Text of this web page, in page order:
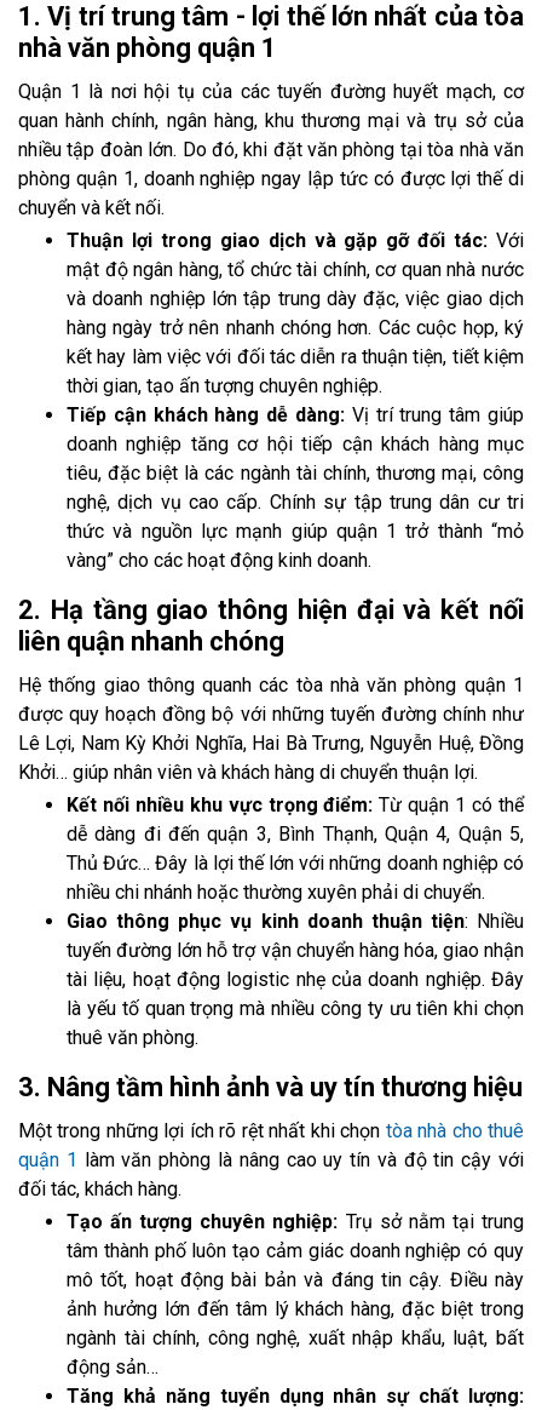
1. Vị trí trung tâm - lợi thế lớn nhất của tòa
nhà văn phòng quận 1
Quận 1 là nơi hội tụ của các tuyến đường huyết mạch, cơ
quan hành chính, ngân hàng, khu thương mại và trụ sở của
nhiều tập đoàn lớn. Do đó, khi đặt văn phòng tại tòa nhà văn
phòng quận 1, doanh nghiệp ngay lập tức có được lợi thế di
chuyển và kết nối.
Thuận lợi trong giao dịch và gặp gỡ đối tác: Với
mật độ ngân hàng, tổ chức tài chính, cơ quan nhà nước
và doanh nghiệp lớn tập trung dày đặc, việc giao dịch
hàng ngày trở nên nhanh chóng hơn. Các cuộc họp, ký
kết hay làm việc với đối tác diễn ra thuận tiện, tiết kiệm
thời gian, tạo ấn tượng chuyên nghiệp.
Tiếp cận khách hàng dễ dàng: Vị trí trung tâm giúp
doanh nghiệp tăng cơ hội tiếp cận khách hàng mục
tiêu, đặc biệt là các ngành tài chính, thương mại, công
nghệ, dịch vụ cao cấp. Chính sự tập trung dân cư tri
thức và nguồn lực mạnh giúp quận 1 trở thành “mỏ
vàng” cho các hoạt động kinh doanh.
2. Hạ tầng giao thông hiện đại và kết nối
liên quận nhanh chóng
Hệ thống giao thông quanh các tòa nhà văn phòng quận 1
được quy hoạch đồng bộ với những tuyến đường chính như
Lê Lợi, Nam Kỳ Khởi Nghĩa, Hai Bà Trưng, Nguyễn Huệ, Đồng
Khởi… giúp nhân viên và khách hàng di chuyển thuận lợi.
Kết nối nhiều khu vực trọng điểm: Từ quận 1 có thể
dễ dàng đi đến quận 3, Bình Thạnh, Quận 4, Quận 5,
Thủ Đức… Đây là lợi thế lớn với những doanh nghiệp có
nhiều chi nhánh hoặc thường xuyên phải di chuyển.
Giao thông phục vụ kinh doanh thuận tiện: Nhiều
tuyến đường lớn hỗ trợ vận chuyển hàng hóa, giao nhận
tài liệu, hoạt động logistic nhẹ của doanh nghiệp. Đây
là yếu tố quan trọng mà nhiều công ty ưu tiên khi chọn
thuê văn phòng.
3. Nâng tầm hình ảnh và uy tín thương hiệu
Một trong những lợi ích rõ rệt nhất khi chọn tòa nhà cho thuê
quận 1
làm văn phòng là nâng cao uy tín và độ tin cậy với
đối tác, khách hàng.
Tạo ấn tượng chuyên nghiệp: Trụ sở nằm tại trung
tâm thành phố luôn tạo cảm giác doanh nghiệp có quy
mô tốt, hoạt động bài bản và đáng tin cậy. Điều này
ảnh hưởng lớn đến tâm lý khách hàng, đặc biệt trong
ngành tài chính, công nghệ, xuất nhập khẩu, luật, bất
động sản…
Tăng khả năng tuyển dụng nhân sự chất lượng: